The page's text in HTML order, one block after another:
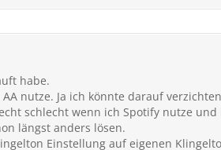
habe.
nutze. Ja ich könnte darauf
schlecht wenn ich Spotify nutze
längst anders lösen.
Einstellung auf eigenen